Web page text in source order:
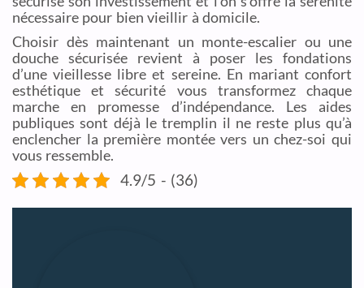
nécessaire pour bien vieillir à domicile.
Choisir dès maintenant un monte-escalier ou une
douche sécurisée revient à poser les fondations
d’une vieillesse libre et sereine. En mariant confort
esthétique et sécurité vous transformez chaque
marche en promesse d’indépendance. Les aides
publiques sont déjà le tremplin il ne reste plus qu’à
enclencher la première montée vers un chez-soi qui
vous ressemble.
4.9/5 - (36)